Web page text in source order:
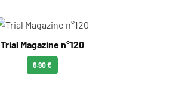
Trial Magazine n°120
6.90 €